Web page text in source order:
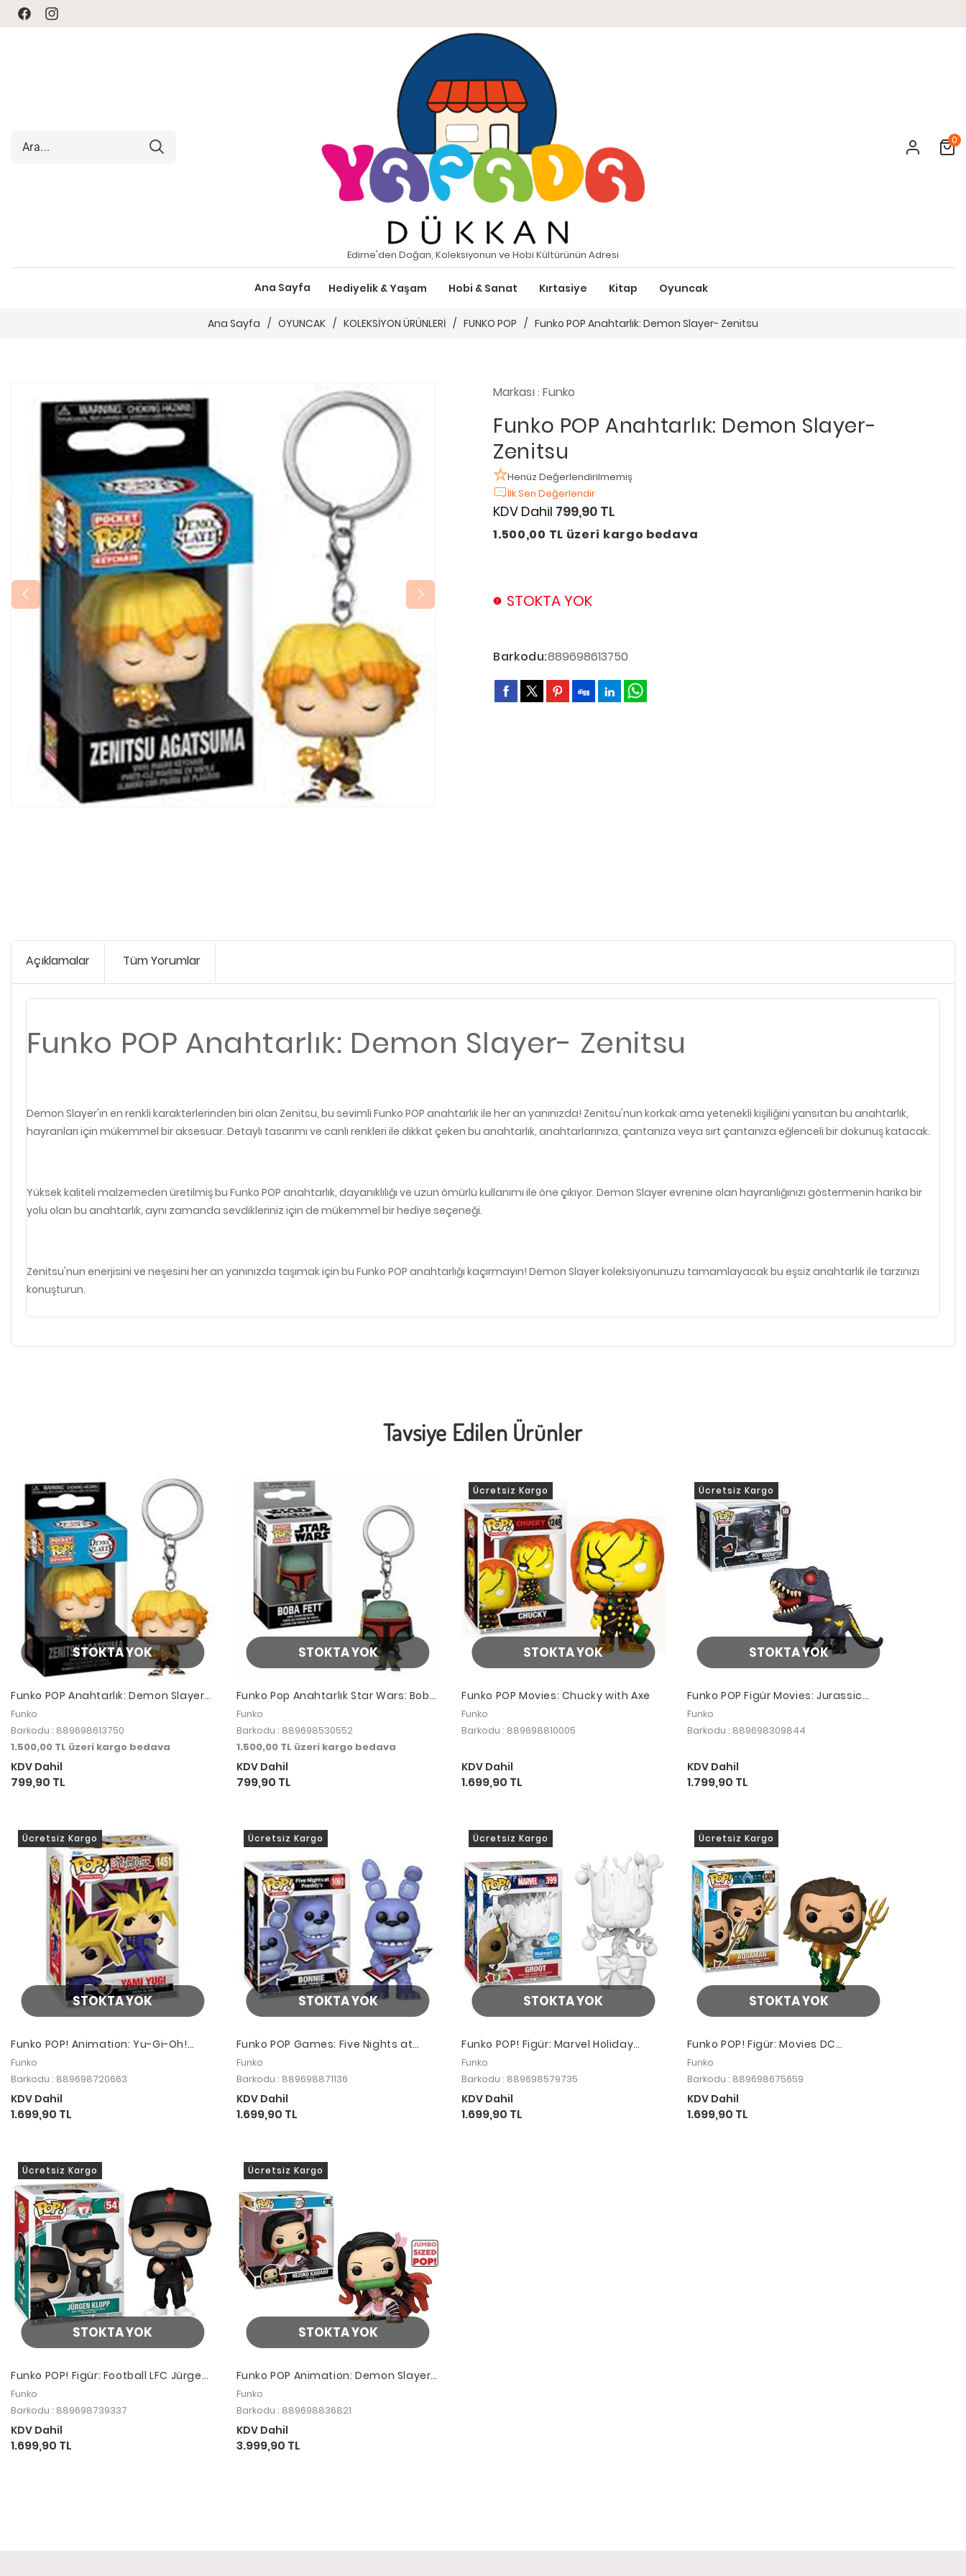
FacebookInstagram
Edirne'den Doğan, Koleksiyonun ve Hobi Kültürünün Adresi
Ana Sayfa Hediyelik & Yaşam Hobi & Sanat Kırtasiye Kitap Oyuncak
Cart
0
Ana Sayfa / OYUNCAK / KOLEKSİYON ÜRÜNLERİ / FUNKO POP / Funko POP Anahtarlık: Demon Slayer- Zenitsu
Markası: Funko
Funko POP Anahtarlık: Demon Slayer-
Zenitsu
Henüz Değerlendirilmemiş
İlk Sen Değerlendir
KDV Dahil 799,90 TL
1.500,00 TL üzeri kargo bedava
STOKTA YOK
Barkodu:889698613750
Açıklamalar Tüm Yorumlar
Funko POP Anahtarlık: Demon Slayer- Zenitsu
Demon Slayer'ın en renkli karakterlerinden biri olan Zenitsu, bu sevimli Funko POP anahtarlık ile her an yanınızda! Zenitsu'nun korkak ama yetenekli kişiliğini yansıtan bu anahtarlık,
hayranları için mükemmel bir aksesuar. Detaylı tasarımı ve canlı renkleri ile dikkat çeken bu anahtarlık, anahtarlarınıza, çantanıza veya sırt çantanıza eğlenceli bir dokunuş katacak.
Yüksek kaliteli malzemeden üretilmiş bu Funko POP anahtarlık, dayanıklılığı ve uzun ömürlü kullanımı ile öne çıkıyor. Demon Slayer evrenine olan hayranlığınızı göstermenin harika bir
yolu olan bu anahtarlık, aynı zamanda sevdikleriniz için de mükemmel bir hediye seçeneği.
Zenitsu'nun enerjisini ve neşesini her an yanınızda taşımak için bu Funko POP anahtarlığı kaçırmayın! Demon Slayer koleksiyonunuzu tamamlayacak bu eşsiz anahtarlık ile tarzınızı
konuşturun.
Tavsiye Edilen Ürünler
STOKTA YOK
Funko POP Anahtarlık: Demon Slayer-
Zenitsu
Funko
Barkodu : 889698613750
1.500,00 TL üzeri kargo bedava
KDV Dahil
799,90 TL
STOKTA YOK
Funko Pop Anahtarlık Star Wars: Boba
Fett
Funko
Barkodu : 889698530552
1.500,00 TL üzeri kargo bedava
KDV Dahil
799,90 TL
STOKTA YOK
Ücretsiz Kargo
Funko POP Movies: Chucky with Axe
Funko
Barkodu : 889698810005
KDV Dahil
1.699,90 TL
STOKTA YOK
Ücretsiz Kargo
Funko POP Figür Movies: Jurassic
World 2: Indoraptor
Funko
Barkodu : 889698309844
KDV Dahil
1.799,90 TL
STOKTA YOK
Ücretsiz Kargo
Funko POP! Animation: Yu-Gi-Oh!
YamiYugi (Duel Kingdom)
Funko
Barkodu : 889698720663
KDV Dahil
1.699,90 TL
STOKTA YOK
Ücretsiz Kargo
Funko POP Games: Five Nights at
Freddy's - Bonnie (10th Anniversay)
Funko
Barkodu : 889698871136
KDV Dahil
1.699,90 TL
STOKTA YOK
Ücretsiz Kargo
Funko POP! Figür: Marvel Holiday
Groot D.I.Y. Special Edition
Funko
Barkodu : 889698579735
KDV Dahil
1.699,90 TL
STOKTA YOK
Ücretsiz Kargo
Funko POP! Figür: Movies DC
Aquaman 2 Aquaman Hero Suit
Funko
Barkodu : 889698675659
KDV Dahil
1.699,90 TL
STOKTA YOK
Ücretsiz Kargo
Funko POP! Figür: Football LFC Jürgen
Klopp
Funko
Barkodu : 889698739337
KDV Dahil
1.699,90 TL
STOKTA YOK
Ücretsiz Kargo
Funko POP Animation: Demon Slayer-
Nezuko Kamado 10"
Funko
Barkodu : 889698836821
KDV Dahil
3.999,90 TL